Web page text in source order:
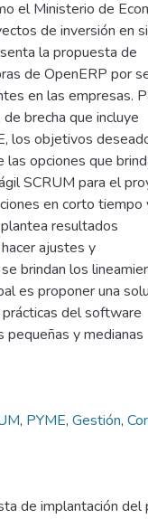
el Ministerio de
de inversión en
la propuesta de
de OpenERP por
en las empresas.
brecha que incluye
los objetivos
las opciones que
SCRUM para el
en corto tiempo
resultados
ajustes y
brindan los
es proponer una
del software
pequeñas y medianas
, PYME, Gestión,
de implantación del